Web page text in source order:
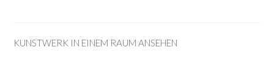
KUNSTWERK IN EINEM RAUM ANSEHEN